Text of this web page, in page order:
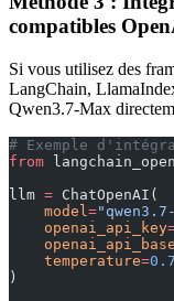
compatibles
Si vous utilisez des
LangChain,
Qwen3.7-Max
# Exemple
from
llm = ChatOpenAI(
    model
=
    openai_api_key
    openai_api_base
    temperature
=0.7
)